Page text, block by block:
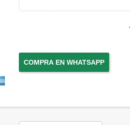
COMPRA EN WHATSAPP